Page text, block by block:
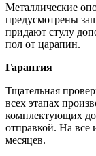
Металлические
предусмотрены
придают стулу
пол от царапин.
Гарантия
Тщательная
всех этапах
комплектующих до
отправкой. На все
месяцев.